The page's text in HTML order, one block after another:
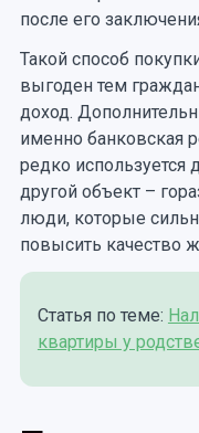
после его
Такой способ
выгоден тем
доход.
именно банковская
редко используется
другой объект –
люди, которые
повысить качество
Статья по теме:
квартиры у